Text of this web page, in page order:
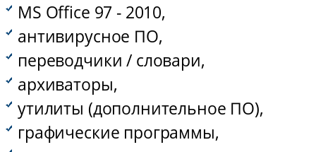
MS Office 97 - 2010,
антивирусное ПО,
переводчики / словари,
архиваторы,
утилиты (дополнительное ПО),
графические программы,